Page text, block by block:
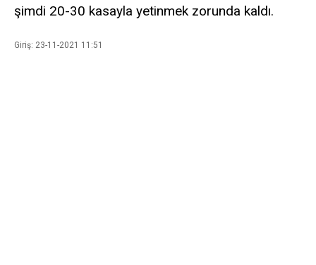
şimdi 20-30 kasayla yetinmek zorunda kaldı.
Giriş: 23-11-2021 11:51